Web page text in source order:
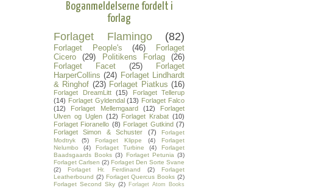
Boganmeldelserne fordelt i
forlag
Forlaget Flamingo (82)
Forlaget People's (46)
Forlaget
Cicero
(29) Politikens Forlag
(26)
Forlaget Facet
(25)
Forlaget
HarperCollins (24) Forlaget Lindhardt
& Ringhof (23) Forlaget Piatkus (16)
Forlaget DreamLitt (15)
Forlaget Tellerup
(14) Forlaget Gyldendal (13) Forlaget Falco
(12)
Forlaget Mellemgaard (12)
Forlaget
Ulven og Uglen (12) Forlaget Krabat (10)
Forlaget Fioranello (8) Forlaget Gutkind (7)
Forlaget Simon & Schuster
(7)
Forlaget
Modtryk
(5) Forlaget Klippe (4)
Forlaget
Nelumbo
(4) Forlaget Turbine (4)
Forlaget
Baadsgaards Books (3) Forlaget Petunia (3)
Forlaget Carlsen (2) Forlaget Den Sorte Svane
(2)
Forlaget Hr. Ferdinand (2)
Forlaget
Leatherbound (2) Forlaget Quercus Books (2)
Forlaget Second Sky (2) Forlaget Atom Books